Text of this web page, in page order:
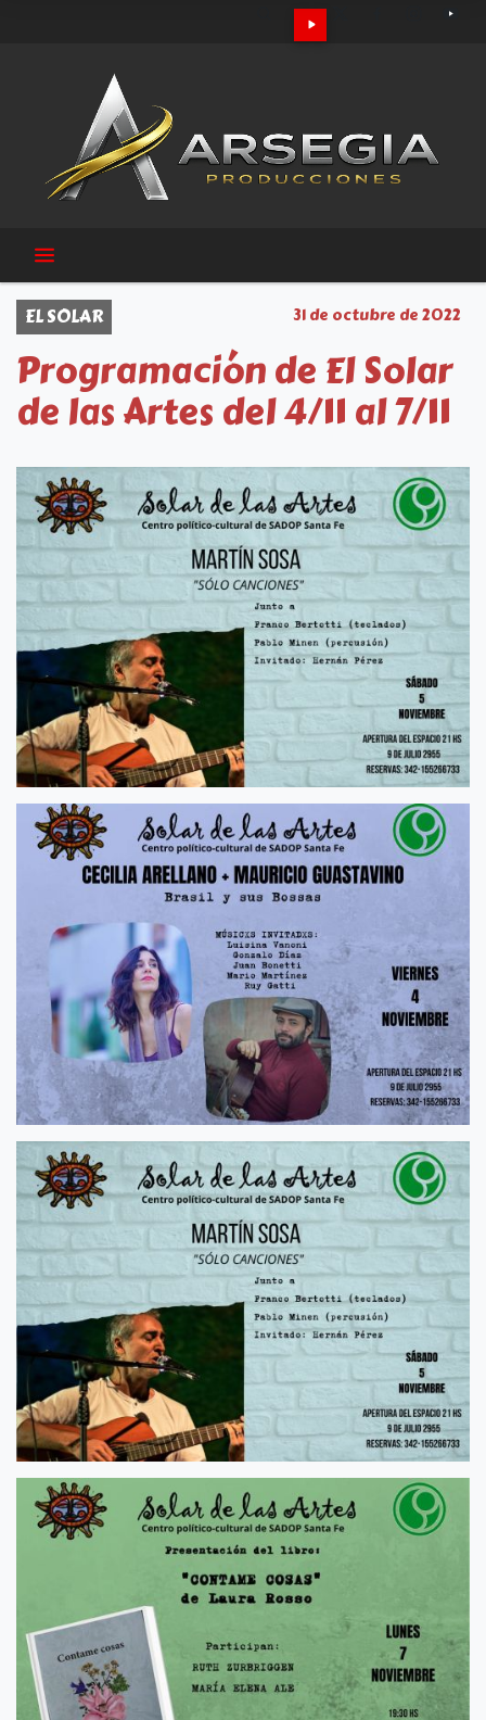
EL SOLAR 31 de octubre de 2022
Programación de El Solar
de las Artes del 4/11 al 7/11